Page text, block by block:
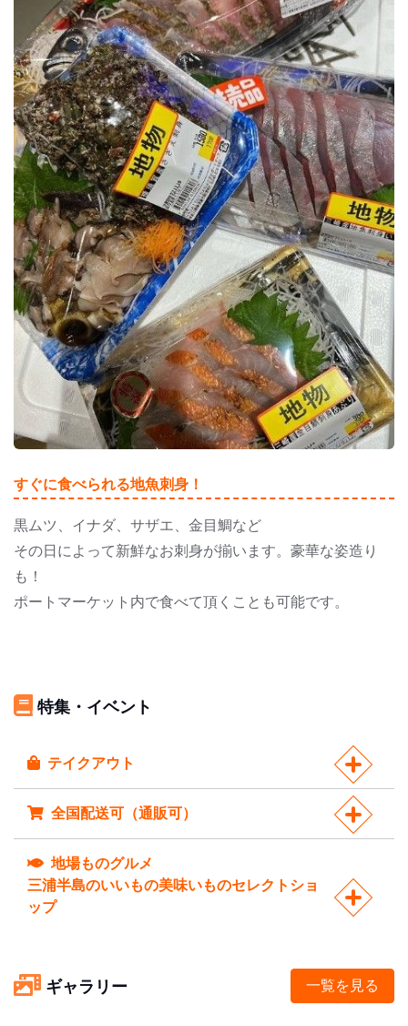
すぐに食べられる地魚刺身！
黒ムツ、イナダ、サザエ、金目鯛など
その日によって新鮮なお刺身が揃います。豪華な姿造り
も！
ポートマーケット内で食べて頂くことも可能です。
特集・イベント
テイクアウト
全国配送可（通販可）
地場ものグルメ
三浦半島のいいもの美味いものセレクトショ
ップ
ギャラリー 一覧を見る